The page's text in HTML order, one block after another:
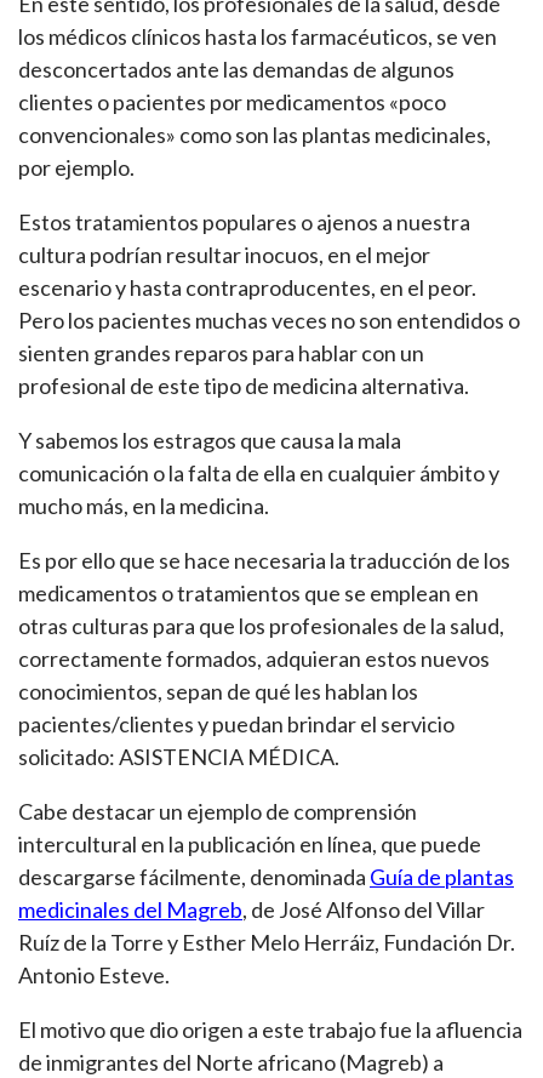
los médicos clínicos hasta los farmacéuticos, se ven
desconcertados ante las demandas de algunos
clientes o pacientes por medicamentos «poco
convencionales» como son las plantas medicinales,
por ejemplo.
Estos tratamientos populares o ajenos a nuestra
cultura podrían resultar inocuos, en el mejor
escenario y hasta contraproducentes, en el peor.
Pero los pacientes muchas veces no son entendidos o
sienten grandes reparos para hablar con un
profesional de este tipo de medicina alternativa.
Y sabemos los estragos que causa la mala
comunicación o la falta de ella en cualquier ámbito y
mucho más, en la medicina.
Es por ello que se hace necesaria la traducción de los
medicamentos o tratamientos que se emplean en
otras culturas para que los profesionales de la salud,
correctamente formados, adquieran estos nuevos
conocimientos, sepan de qué les hablan los
pacientes/clientes y puedan brindar el servicio
solicitado: ASISTENCIA MÉDICA.
Cabe destacar un ejemplo de comprensión
intercultural en la publicación en línea, que puede
descargarse fácilmente, denominada Guía de plantas
medicinales del Magreb, de José Alfonso del Villar
Ruíz de la Torre y Esther Melo Herráiz, Fundación Dr.
Antonio Esteve.
El motivo que dio origen a este trabajo fue la afluencia
de inmigrantes del Norte africano (Magreb) a